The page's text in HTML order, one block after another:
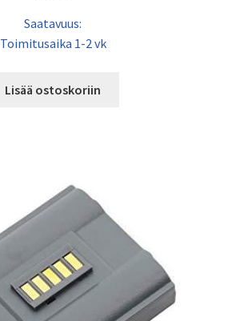
Saatavuus:
Toimitusaika 1-2 vk
Lisää ostoskoriin